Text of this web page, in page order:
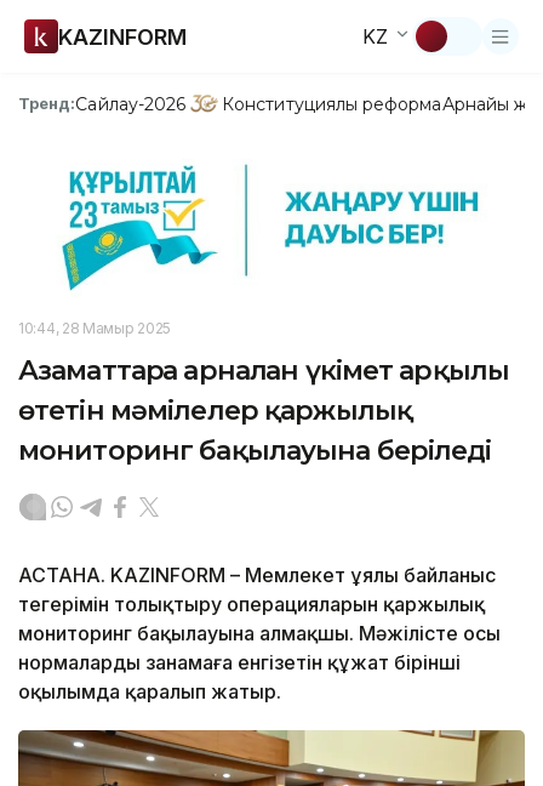
KAZINFORM KZ
Тренд:Сайлау-2026 Конституциялық реформаАрнайы
10:44, 28 Мамыр 2025
Азаматтарға арналған үкімет арқылы
өтетін мәмілелер қаржылық
мониторинг бақылауына беріледі
АСТАНА. KAZINFORM – Мемлекет ұялы байланыс
теңгерімін толықтыру операцияларын қаржылық
мониторинг бақылауына алмақшы. Мәжілісте осы
нормаларды заңнамаға енгізетін құжат бірінші
оқылымда қаралып жатыр.